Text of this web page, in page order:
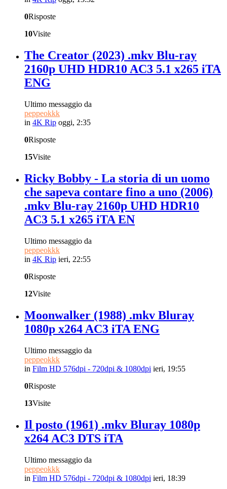
0Risposte
10Visite
The Creator (2023) .mkv Blu-ray
2160p UHD HDR10 AC3 5.1 x265 iTA
ENG
Ultimo messaggio da
peppeokkk
in 4K Rip oggi, 2:35
0Risposte
15Visite
Ricky Bobby - La storia di un uomo
che sapeva contare fino a uno (2006)
.mkv Blu-ray 2160p UHD HDR10
AC3 5.1 x265 iTA EN
Ultimo messaggio da
peppeokkk
in 4K Rip ieri, 22:55
0Risposte
12Visite
Moonwalker (1988) .mkv Bluray
1080p x264 AC3 iTA ENG
Ultimo messaggio da
peppeokkk
in Film HD 576dpi - 720dpi & 1080dpi ieri, 19:55
0Risposte
13Visite
Il posto (1961) .mkv Bluray 1080p
x264 AC3 DTS iTA
Ultimo messaggio da
peppeokkk
in Film HD 576dpi - 720dpi & 1080dpi ieri, 18:39